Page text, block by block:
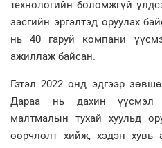
технологийн боломжгүй
засгийн эргэлтэд оруулах
нь 40 гаруй компани
ажиллаж байсан.
Гэтэл 2022 онд эдгээр
Дараа нь дахин үүсмэл
малтмалын тухай хуульд
өөрчлөлт хийж, хэдэн хувь